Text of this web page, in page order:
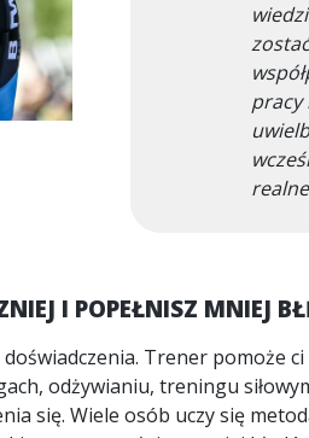
pracy
I POPEŁNISZ MNIEJ
Trener pomoże
odżywianiu, treningu
się. Wiele osób uczy się